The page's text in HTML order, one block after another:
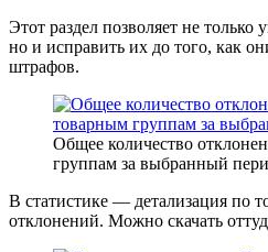
Этот раздел позволяет не только
но и исправить их до того, как
штрафов.
Общее количество
группам за выбранный
В статистике — детализация по
отклонений. Можно скачать